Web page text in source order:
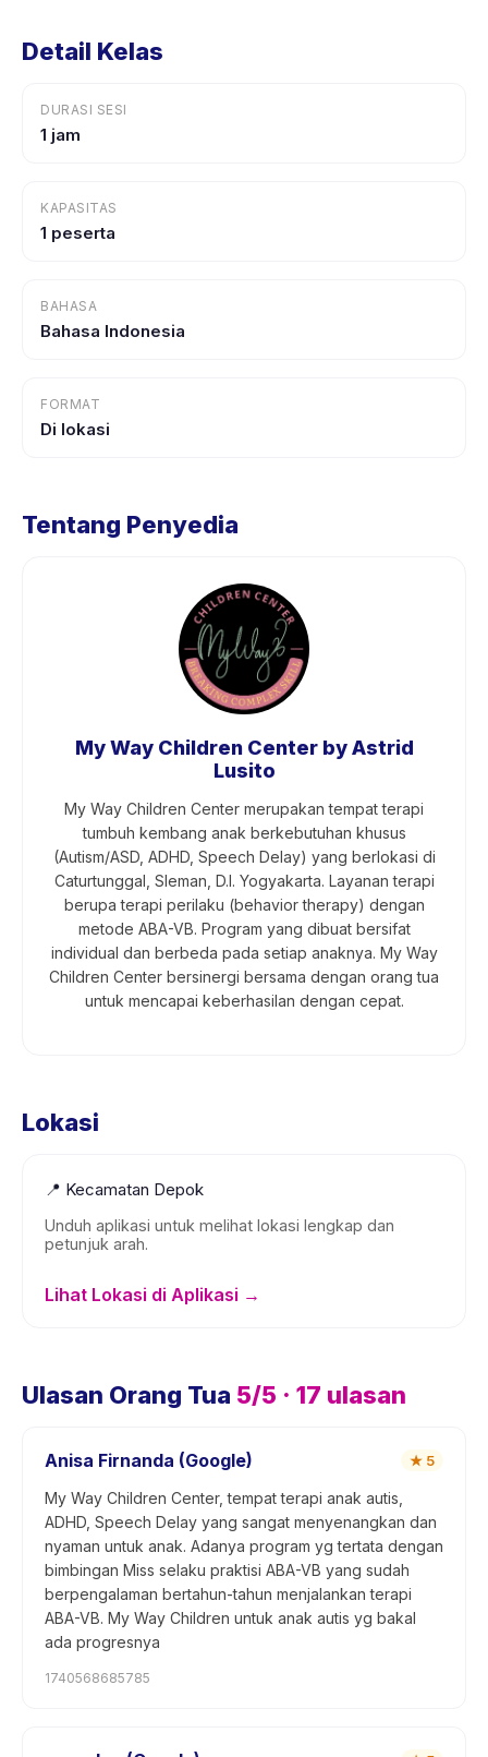
Detail Kelas
DURASI SESI
1 jam
KAPASITAS
1 peserta
BAHASA
Bahasa Indonesia
FORMAT
Di lokasi
Tentang Penyedia
My Way Children Center by Astrid
Lusito
My Way Children Center merupakan tempat terapi
tumbuh kembang anak berkebutuhan khusus
(Autism/ASD, ADHD, Speech Delay) yang berlokasi di
Caturtunggal, Sleman, D.I. Yogyakarta. Layanan terapi
berupa terapi perilaku (behavior therapy) dengan
metode ABA-VB. Program yang dibuat bersifat
individual dan berbeda pada setiap anaknya. My Way
Children Center bersinergi bersama dengan orang tua
untuk mencapai keberhasilan dengan cepat.
Lokasi
📍 Kecamatan Depok
Unduh aplikasi untuk melihat lokasi lengkap dan
petunjuk arah.
Lihat Lokasi di Aplikasi →
Ulasan Orang Tua 5/5 · 17 ulasan
Anisa Firnanda (Google) ★ 5
My Way Children Center, tempat terapi anak autis,
ADHD, Speech Delay yang sangat menyenangkan dan
nyaman untuk anak. Adanya program yg tertata dengan
bimbingan Miss selaku praktisi ABA-VB yang sudah
berpengalaman bertahun-tahun menjalankan terapi
ABA-VB. My Way Children untuk anak autis yg bakal
ada progresnya
1740568685785